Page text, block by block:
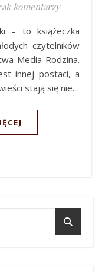
komentarzy
czytelników
Media Rodzina.
innej postaci, a
stają się nie…